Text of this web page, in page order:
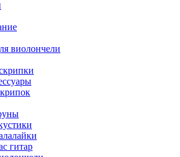
виолончели
гитар